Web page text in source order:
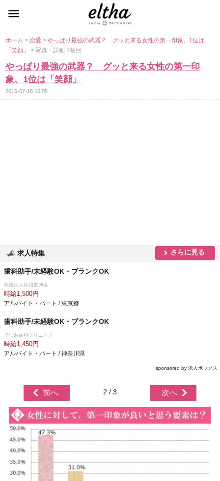
ホーム>恋愛>っぱり最強の武器？ グッと来る女性の第一印象、1位は
「笑顔」> 写真・詳細 2枚目
っぱり最強の武器？ グッと来る女性の第一印
象、1位は「笑顔」
2015-07-16 10:05
求人特集 さらに見る
歯科助手/未経験OK・ブランクOK
医療法人社団東興会
時給1,500円
アルバイト・パート / 東京都
歯科助手/未経験OK・ブランクOK
てつお歯科クリニック
時給1,450円
アルバイト・パート / 神奈川県
sponsored by 求人ボックス
前へ 2 / 3 次へ